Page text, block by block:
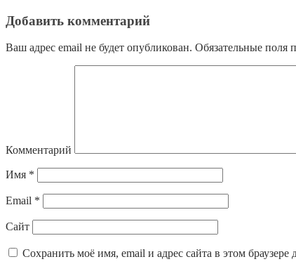
Добавить комментарий
Ваш адрес email не будет опубликован. Обязательные поля
Комментарий
Имя *
Email *
Сайт
Сохранить моё имя, email и адрес сайта в этом